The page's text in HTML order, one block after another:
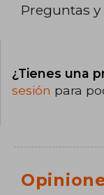
Preguntas
¿Tienes una
sesión para